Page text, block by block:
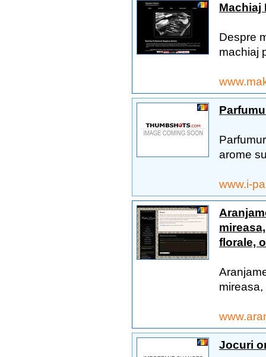
Machiaj
Despre
machiaj
arome
www.i-
florale,
Jocuri